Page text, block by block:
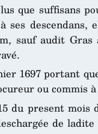
que suffisans
descendans,
sauf audit
1697 portant
ou commis
du present mois
de